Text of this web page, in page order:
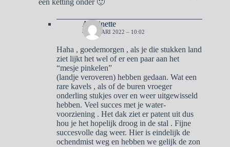
Antoinette
4 JANUARI 2022 – 10:02
Haha , goedemorgen , als je die stukken land
ziet lijkt het wel of er een paar aan het
“mesje pinkelen”
(landje veroveren) hebben gedaan. Wat een
rare kavels , als of de buren vroeger
onderling stukjes over en weer uitgewisseld
hebben. Veel succes met je water-
voorziening . Het dak ziet er patent uit dus
hou je het hopelijk droog in de stal . Fijne
succesvolle dag weer. Hier is eindelijk de
ochendmist weg en hebben we gelijk de zon